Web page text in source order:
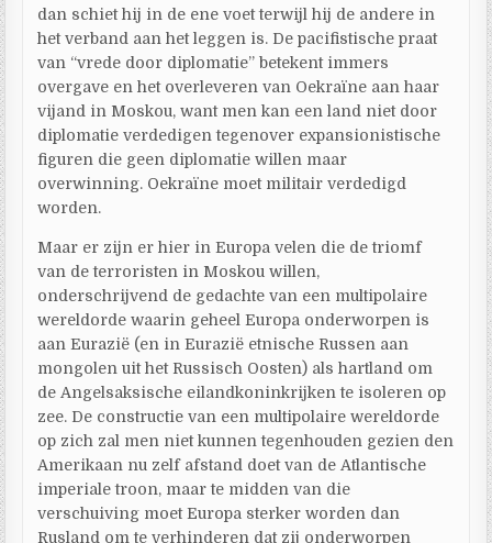
dan schiet hij in de ene voet terwijl hij de andere in
het verband aan het leggen is. De pacifistische praat
van “vrede door diplomatie” betekent immers
overgave en het overleveren van Oekraïne aan haar
vijand in Moskou, want men kan een land niet door
diplomatie verdedigen tegenover expansionistische
figuren die geen diplomatie willen maar
overwinning. Oekraïne moet militair verdedigd
worden.
Maar er zijn er hier in Europa velen die de triomf
van de terroristen in Moskou willen,
onderschrijvend de gedachte van een multipolaire
wereldorde waarin geheel Europa onderworpen is
aan Eurazië (en in Eurazië etnische Russen aan
mongolen uit het Russisch Oosten) als hartland om
de Angelsaksische eilandkoninkrijken te isoleren op
zee. De constructie van een multipolaire wereldorde
op zich zal men niet kunnen tegenhouden gezien den
Amerikaan nu zelf afstand doet van de Atlantische
imperiale troon, maar te midden van die
verschuiving moet Europa sterker worden dan
Rusland om te verhinderen dat zij onderworpen